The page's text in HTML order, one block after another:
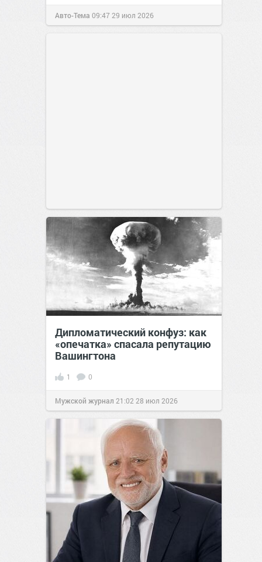
Авто-Тема 09:47 29 июл 2026
Дипломатический конфуз: как
«опечатка» спасала репутацию
Вашингтона
1 0
Мужской журнал 21:02 28 июл 2026